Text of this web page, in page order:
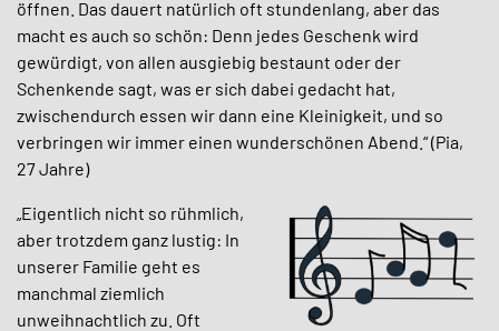
öffnen. Das dauert natürlich oft stundenlang, aber das
macht es auch so schön: Denn jedes Geschenk wird
gewürdigt, von allen ausgiebig bestaunt oder der
Schenkende sagt, was er sich dabei gedacht hat,
zwischendurch essen wir dann eine Kleinigkeit, und so
verbringen wir immer einen wunderschönen Abend.“ (Pia,
27 Jahre)
„Eigentlich nicht so rühmlich,
aber trotzdem ganz lustig: In
unserer Familie geht es
manchmal ziemlich
unweihnachtlich zu. Oft